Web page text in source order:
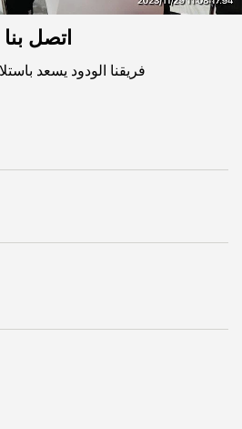
اتصل بنا
فريقنا الودود يسعد